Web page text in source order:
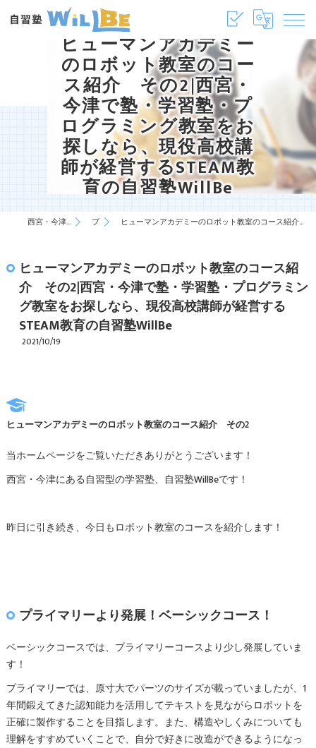
ヒューマンアカデミー
のロボット教室のコー
ス紹介 その2|西宮・
今津で塾・学習塾・プ
ログラミング教室をお
探しなら、現役高校講
師が経営するSTEAM教
育の自習塾WillBe
西宮・今津の塾・学習塾は自習塾WillBe ブログ ヒューマンアカデミーのロボット教室のコース紹介 その2|西宮・今津で塾・学習塾・プログラミング教室をお探しなら、現役高校講師が経営するSTEAM教育の自習塾WillBe
ヒューマンアカデミーのロボット教室のコース紹
介 その2|西宮・今津で塾・学習塾・プログラミン
グ教室をお探しなら、現役高校講師が経営する
STEAM教育の自習塾WillBe
2021/10/19
ヒューマンアカデミーのロボット教室のコース紹介 その2
当ホームページをご覧いただきありがとうございます！
西宮・今津にある自習型の学習塾、自習塾WillBeです！
昨日に引き続き、今日もロボット教室のコースを紹介します！
プライマリーより発展！ベーシックコース！
ベーシックコースでは、プライマリーコースより少し発展していま
す！
プライマリーでは、原寸大でパーツのサイズが載っていましたが、1
年間鍛えてきた認知能力を活用してテキストを見ながらロボットを
正確に製作することを目指します。また、構造やしくみについても
理解をすすめていくことで、自分で好きに改造ができるようになっ